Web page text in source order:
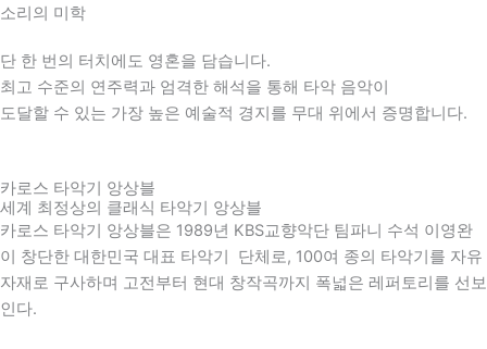
소리의 미학
단 한 번의 터치에도 영혼을 담습니다.
최고 수준의 연주력과 엄격한 해석을 통해 타악 음악이
도달할 수 있는 가장 높은 예술적 경지를 무대 위에서 증명합니다.
카로스 타악기 앙상블
세계 최정상의 클래식 타악기 앙상블
카로스 타악기 앙상블은 1989년 KBS교향악단 팀파니 수석 이영완
이 창단한 대한민국 대표 타악기 단체로, 100여 종의 타악기를 자유
자재로 구사하며 고전부터 현대 창작곡까지 폭넓은 레퍼토리를 선보
인다.